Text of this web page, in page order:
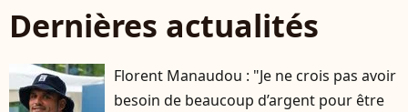
Dernières actualités
Florent Manaudou : "Je ne crois pas avoir
besoin de beaucoup d’argent pour être